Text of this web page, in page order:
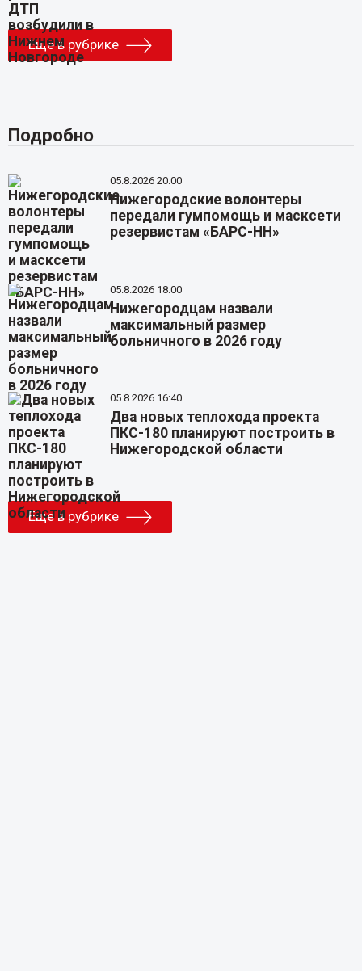
Еще в рубрике
Подробно
05.8.2026 20:00
Нижегородские волонтеры
передали гумпомощь и масксети
резервистам «БАРС-НН»
05.8.2026 18:00
Нижегородцам назвали
максимальный размер
больничного в 2026 году
05.8.2026 16:40
Два новых теплохода проекта
ПКС-180 планируют построить в
Нижегородской области
Еще в рубрике